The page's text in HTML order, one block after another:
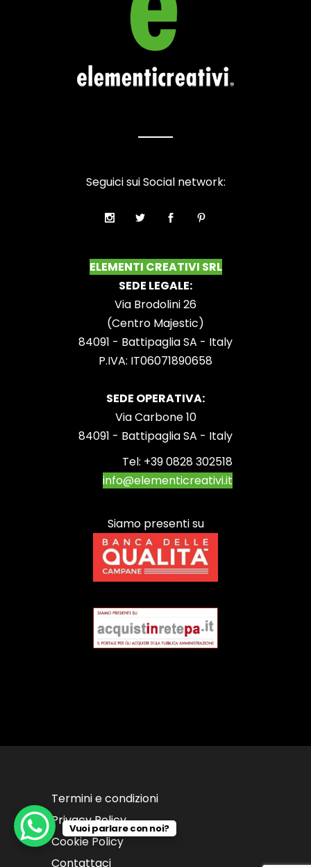
ELEMENTI CREATIVI SRL
SEDE LEGALE:
Via Brodolini 26
(Centro Majestic)
84091 - Battipaglia SA - Italy
P.IVA: IT06071890658
SEDE OPERATIVA:
Via Carbone 10
84091 - Battipaglia SA - Italy
Tel: +39 0828 302518
info@elementicreativi.it
Seguici sui Social network:
Siamo presenti su
Termini e condizioni
Privacy Policy
Cookie Policy
Contattaci
Vuoi parlare con noi?